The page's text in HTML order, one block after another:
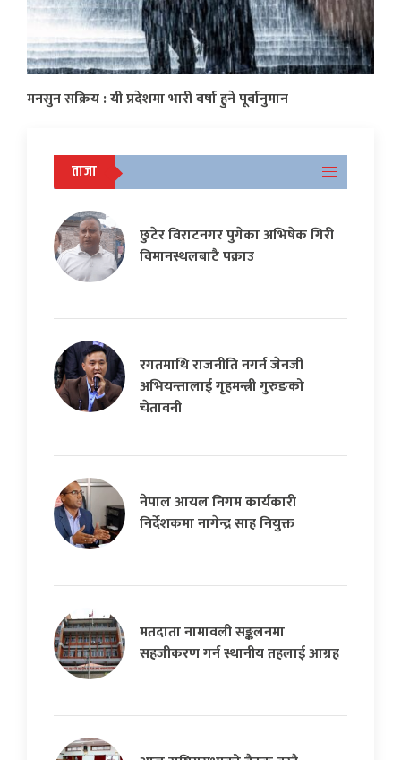
मनसुन सक्रिय : यी प्रदेशमा भारी वर्षा हुने पूर्वानुमान
ताजा
छुटेर विराटनगर पुगेका अभिषेक गिरी
विमानस्थलबाटै पक्राउ
रगतमाथि राजनीति नगर्न जेनजी
अभियन्तालाई गृहमन्त्री गुरुङको
चेतावनी
नेपाल आयल निगम कार्यकारी
निर्देशकमा नागेन्द्र साह नियुक्त
मतदाता नामावली सङ्कलनमा
सहजीकरण गर्न स्थानीय तहलाई आग्रह